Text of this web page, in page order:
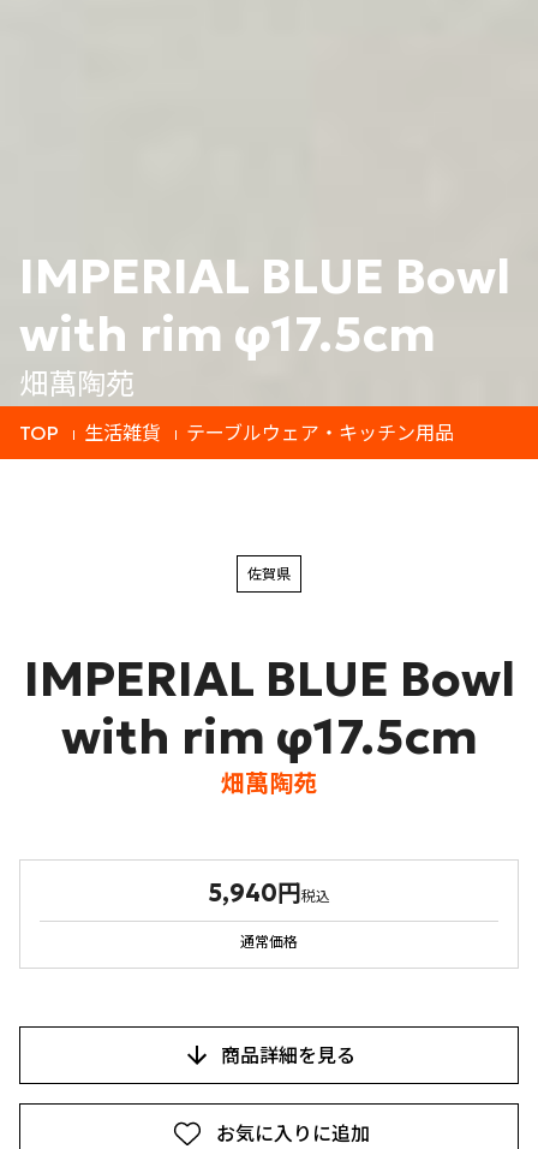
IMPERIAL BLUE Bowl
with rim φ17.5cm
畑萬陶苑
TOP 生活雑貨 テーブルウェア・キッチン用品
佐賀県
IMPERIAL BLUE Bowl
with rim φ17.5cm
畑萬陶苑
5,940円税込
通常価格
お気に入りに追加
商品詳細を見る